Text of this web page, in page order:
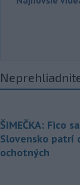
ŠIMEČKA: Fico
Slovensko patrí
ochotných